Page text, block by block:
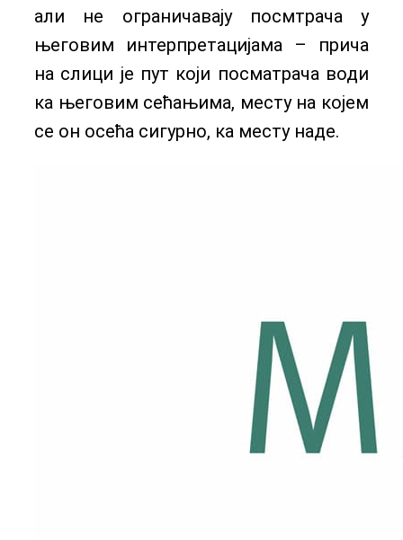
али не ограничавају посмтрача у
његовим интерпретацијама – прича
на слици је пут који посматрача води
ка његовим сећањима, месту на којем
се он осећа сигурно, ка месту наде.